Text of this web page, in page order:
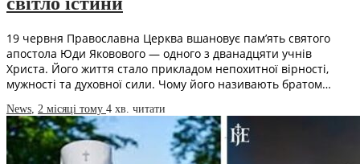
19 червня Православна Церква вшановує пам’ять святого
апостола Юди Яковового — одного з дванадцяти учнів
Христа. Його життя стало прикладом непохитної вірності,
мужності та духовної сили. Чому його називають братом…
News, 2 місяці тому 4 хв. читати